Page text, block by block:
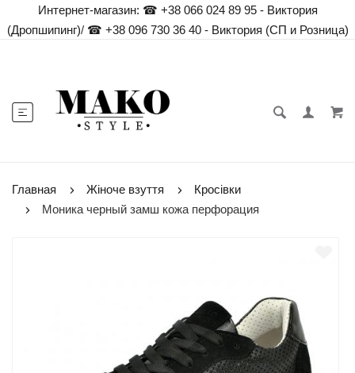
Интернет-магазин: ☎ +38 066 024 89 95 - Виктория
(Дропшипинг)/☎ +38 096 730 36 40 - Виктория (СП и Розница)
Главная Жіноче взуття
Кросівки
Моника черный замш кожа перфорация